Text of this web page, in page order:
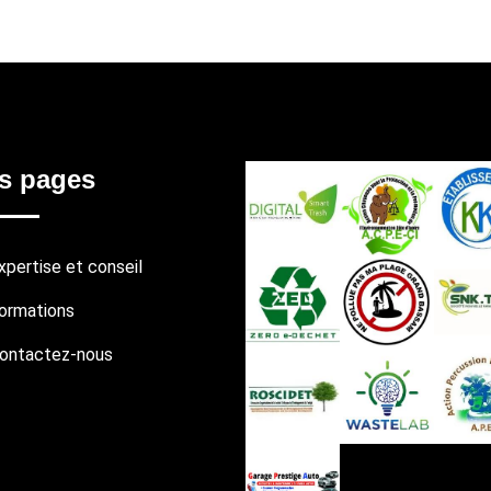
pages
et conseil
nous